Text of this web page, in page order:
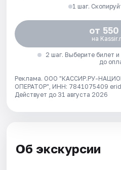
1 шаг.
от
на
2 шаг. Выберите билет
до
Реклама. ООО "КАССИР.РУ-
ОПЕРАТОР", ИНН: 7841075409
Действует до 31 августа 2026
Об экскурсии